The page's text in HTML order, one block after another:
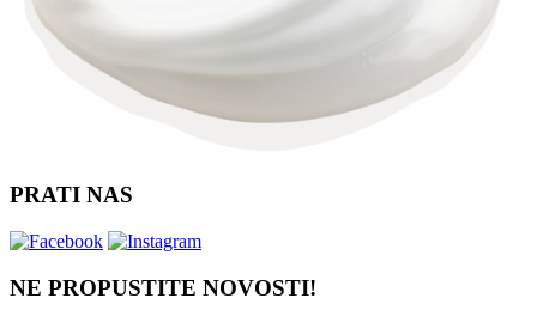
PRATI NAS
NE PROPUSTITE NOVOSTI!